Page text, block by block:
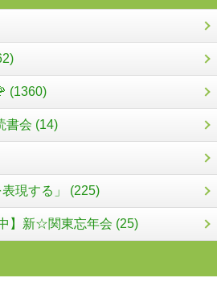
(1360)
書会 (14)
表現する」 (225)
】新☆関東忘年会 (25)